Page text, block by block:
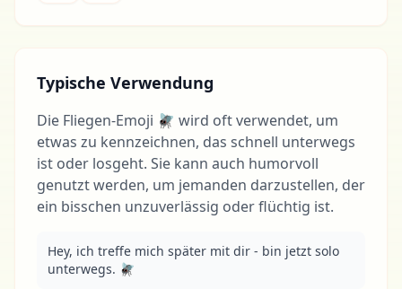
Typische Verwendung
Die Fliegen-Emoji 🪰 wird oft verwendet, um
etwas zu kennzeichnen, das schnell unterwegs
ist oder losgeht. Sie kann auch humorvoll
genutzt werden, um jemanden darzustellen, der
ein bisschen unzuverlässig oder flüchtig ist.
Hey, ich treffe mich später mit dir - bin jetzt solo
unterwegs. 🪰